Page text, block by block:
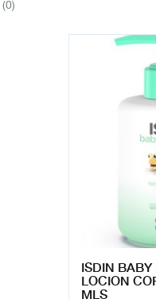
(0)
ISDIN
LOCION
MLS